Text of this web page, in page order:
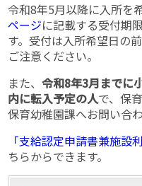
令和8年5月以降に入所を
ページに記載する受付期
す。受付は入所希望日の
ご注意ください。
また、令和8年3月までに
内に転入予定の人で、保
保育幼稚園課へお問い合
「支給認定申請書兼施設
ちらからできます。